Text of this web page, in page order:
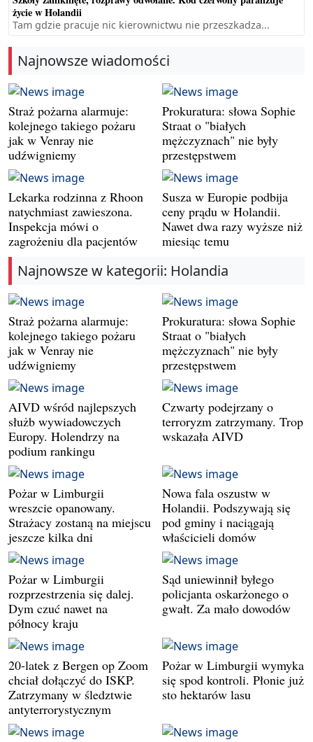
życie w Holandii
Tam gdzie pracuje nic kierownictwu nie przeszkadza...
Najnowsze wiadomości
Straż pożarna alarmuje:
kolejnego takiego pożaru
jak w Venray nie
udźwigniemy
Prokuratura: słowa Sophie
Straat o "białych
mężczyznach" nie były
przestępstwem
Lekarka rodzinna z Rhoon
natychmiast zawieszona.
Inspekcja mówi o
zagrożeniu dla pacjentów
Susza w Europie podbija
ceny prądu w Holandii.
Nawet dwa razy wyższe niż
miesiąc temu
Najnowsze w kategorii: Holandia
Straż pożarna alarmuje:
kolejnego takiego pożaru
jak w Venray nie
udźwigniemy
Prokuratura: słowa Sophie
Straat o "białych
mężczyznach" nie były
przestępstwem
AIVD wśród najlepszych
służb wywiadowczych
Europy. Holendrzy na
podium rankingu
Czwarty podejrzany o
terroryzm zatrzymany. Trop
wskazała AIVD
Pożar w Limburgii
wreszcie opanowany.
Strażacy zostaną na miejscu
jeszcze kilka dni
Nowa fala oszustw w
Holandii. Podszywają się
pod gminy i naciągają
właścicieli domów
Pożar w Limburgii
rozprzestrzenia się dalej.
Dym czuć nawet na
północy kraju
Sąd uniewinnił byłego
policjanta oskarżonego o
gwałt. Za mało dowodów
20-latek z Bergen op Zoom
chciał dołączyć do ISKP.
Zatrzymany w śledztwie
antyterrorystycznym
Pożar w Limburgii wymyka
się spod kontroli. Płonie już
sto hektarów lasu